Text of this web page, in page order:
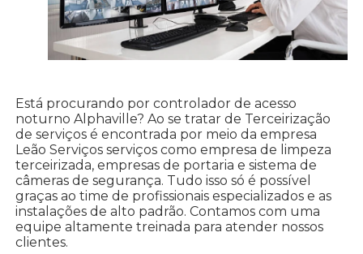
Está procurando por controlador de acesso
noturno Alphaville? Ao se tratar de Terceirização
de serviços é encontrada por meio da empresa
Leão Serviços serviços como empresa de limpeza
terceirizada, empresas de portaria e sistema de
câmeras de segurança. Tudo isso só é possível
graças ao time de profissionais especializados e as
instalações de alto padrão. Contamos com uma
equipe altamente treinada para atender nossos
clientes.